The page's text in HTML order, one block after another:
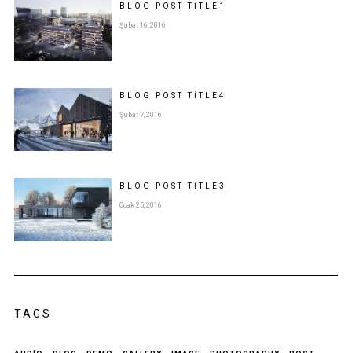
BLOG POSTTITLE 1
Şubat 16, 2016
BLOG POSTTITLE 4
Şubat 7, 2016
BLOG POSTTITLE 3
Ocak 25, 2016
TAGS